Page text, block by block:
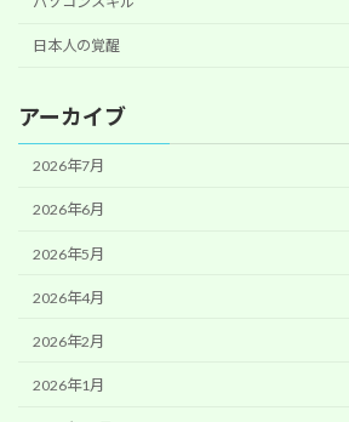
日本人の覚醒
アーカイブ
2026年7月
2026年6月
2026年5月
2026年4月
2026年2月
2026年1月